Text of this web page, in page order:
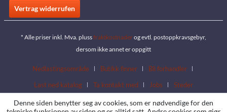
Vertrag widerrufen
* Alle priser inkl. Mva. plussfraktkostnaderog evtl. postoppkravsgebyr,
dersom ikke annet er oppgitt
Nedlastingsområde Butikk finner
Bli forhandler
Last ned katalog
Ta kontakt med Jobs Steder
Denne siden benytter seg av cookies, som er nødvendige for den